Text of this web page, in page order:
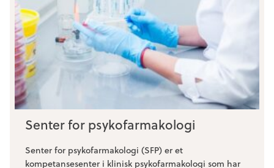
Senter for psykofarmakologi
Senter for psykofarmakologi (SFP) er et
kompetansesenter i klinisk psykofarmakologi som har